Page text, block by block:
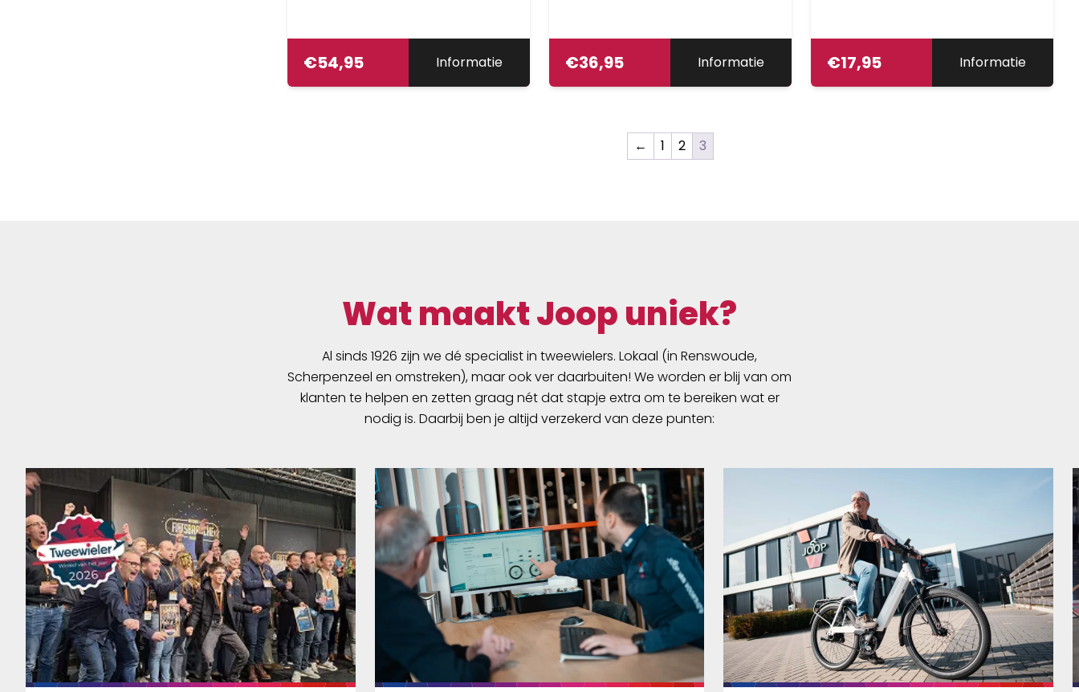
€54,95 Informatie €36,95 Informatie €17,95 Informatie
← 1 2 3
Wat maakt Joop uniek?
Al sinds 1926 zijn we dé specialist in tweewielers. Lokaal (in Renswoude,
Scherpenzeel en omstreken), maar ook ver daarbuiten! We worden er blij van om
klanten te helpen en zetten graag nét dat stapje extra om te bereiken wat er
nodig is. Daarbij ben je altijd verzekerd van deze punten: